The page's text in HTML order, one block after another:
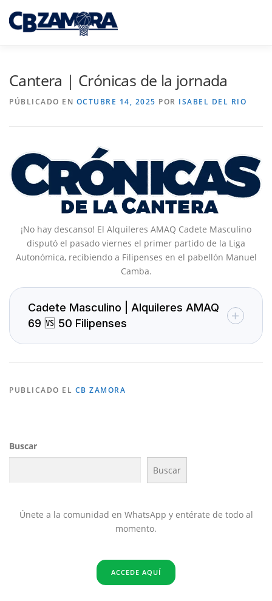
contenido
CAMPUS INTERPUEBLOS CANTERA CBZ
SEDE VIRTUAL
Cantera | Crónicas de la jornada
PÚBLICADO EN OCTUBRE 14, 2025 POR ISABEL DEL RIO
¡No hay descanso! El Alquileres AMAQ Cadete Masculino
disputó el pasado viernes el primer partido de la Liga
Autonómica, recibiendo a Filipenses en el pabellón Manuel
Camba.
Cadete Masculino | Alquileres AMAQ
69 🆚 50 Filipenses
PUBLICADO EL CB ZAMORA
Buscar
Buscar
Únete a la comunidad en WhatsApp y entérate de todo al
momento.
ACCEDE AQUÍ